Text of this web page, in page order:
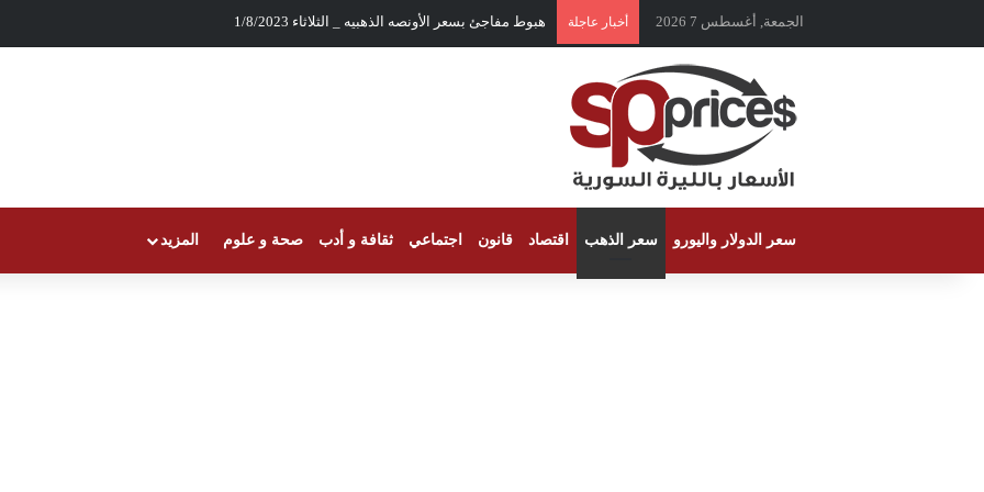
الجمعة, أغسطس 7 2026 أخبار عاجلة هبوط مفاجئ بسعر الأونصه الذهبيه _ الثلاثاء 1/8/2023
سعر الدولار واليورو سعر الذهب اقتصاد قانون اجتماعي ثقافة و أدب صحة و علوم المزيد